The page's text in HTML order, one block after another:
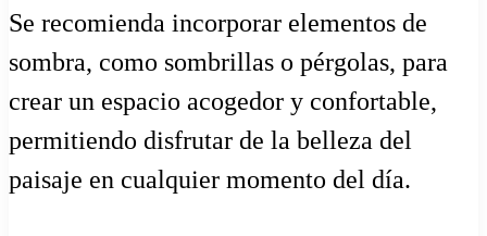
Se recomienda incorporar elementos de
sombra, como sombrillas o pérgolas, para
crear un espacio acogedor y confortable,
permitiendo disfrutar de la belleza del
paisaje en cualquier momento del día.